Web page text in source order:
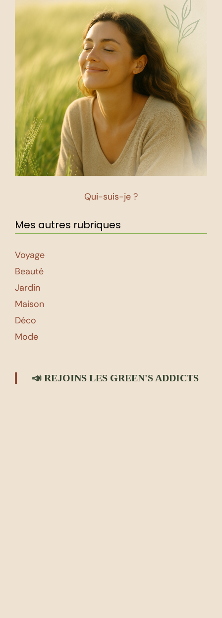
Qui-suis-je ?
Mes autres rubriques
Voyage
Beauté
Jardin
Maison
Déco
Mode
📣 REJOINS LES GREEN'S ADDICTS